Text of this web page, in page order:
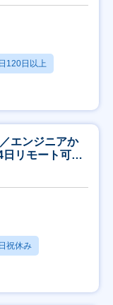
120日以上
エンジニアか
リモート可
祝休み